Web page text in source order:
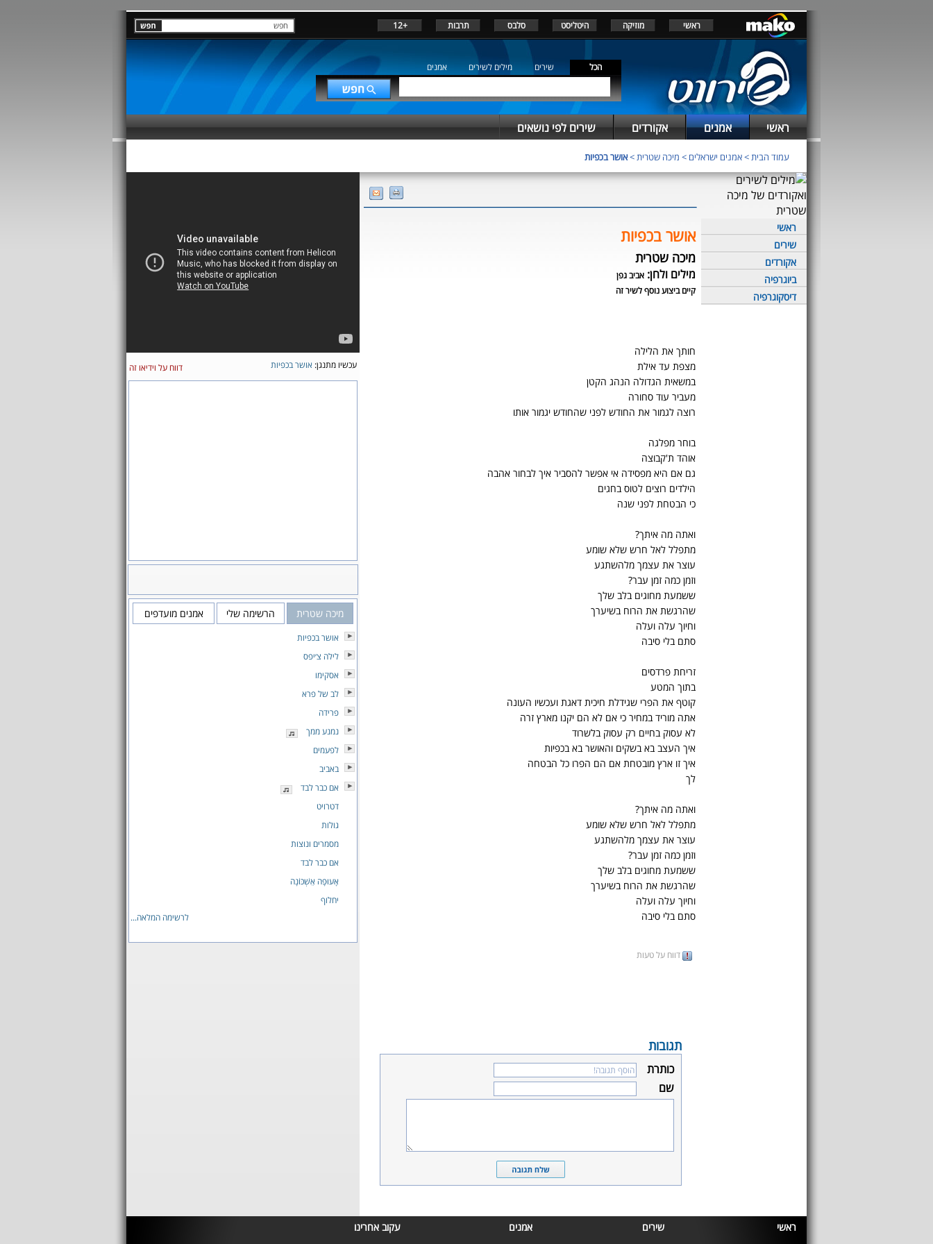
ראשי מוזיקה היטליסט סלבס תרבות +12
הכל שירים מילים לשירים אמנים
ראשי אמנים אקורדים שירים לפי נושאים
עמוד הבית>אמנים ישראלים > מיכה שטרית>אושר בכפיות
ראשי
שירים
אקורדים
ביוגרפיה
דיסקוגרפיה
אושר בכפיות
מיכה שטרית
מילים ולחן: אביב גפן
קיים ביצוע נוסף לשיר זה
חותך את הלילה
מצפת עד אילת
במשאית הגדולה הנהג הקטן
מעביר עוד סחורה
רוצה לגמור את החודש לפני שהחודש יגמור אותו
בוחר מפלגה
אוהד ת'קבוצה
גם אם היא מפסידה אי אפשר להסביר איך לבחור אהבה
הילדים רוצים לטוס בחגים
כי הבטחת לפני שנה
ואתה מה איתך?
מתפלל לאל חרש שלא שומע
עוצר את עצמך מלהשתגע
וזמן כמה זמן עבר?
ששמעת מחוגים בלב שלך
שהרגשת את הרוח בשיערך
וחיוך עלה ועלה
סתם בלי סיבה
זריחת פרדסים
בתוך המטע
קוטף את הפרי שגידלת חיכית דאגת ועכשיו העונה
אתה מוריד במחיר כי אם לא הם יקנו מארץ זרה
לא עסוק בחיים רק עסוק בלשרוד
איך העצב בא בשקים והאושר בא בכפיות
איך זו ארץ מובטחת אם הם הפרו כל הבטחה
לך
ואתה מה איתך?
מתפלל לאל חרש שלא שומע
עוצר את עצמך מלהשתגע
וזמן כמה זמן עבר?
ששמעת מחוגים בלב שלך
שהרגשת את הרוח בשיערך
וחיוך עלה ועלה
סתם בלי סיבה
דווח על טעות
תגובות
כותרת
שם
עכשיו מתנגן: אושר בכפיות דווח על וידיאו זה
מיכה שטרית הרשימה שלי אמנים מועדפים
אושר בכפיות
לילה צ׳יפס
אסקימו
לב של פרא
פרידה
נמנע ממך
לפעמים
באביב
אם כבר לבד
דטרויט
גולות
מסמרים ונוצות
אם כבר לבד
אָעוּפָה אֵשְׁכּוֹנָה
יחלוף
לרשימה המלאה...
ראשי שירים אמנים עקוב אחרינו